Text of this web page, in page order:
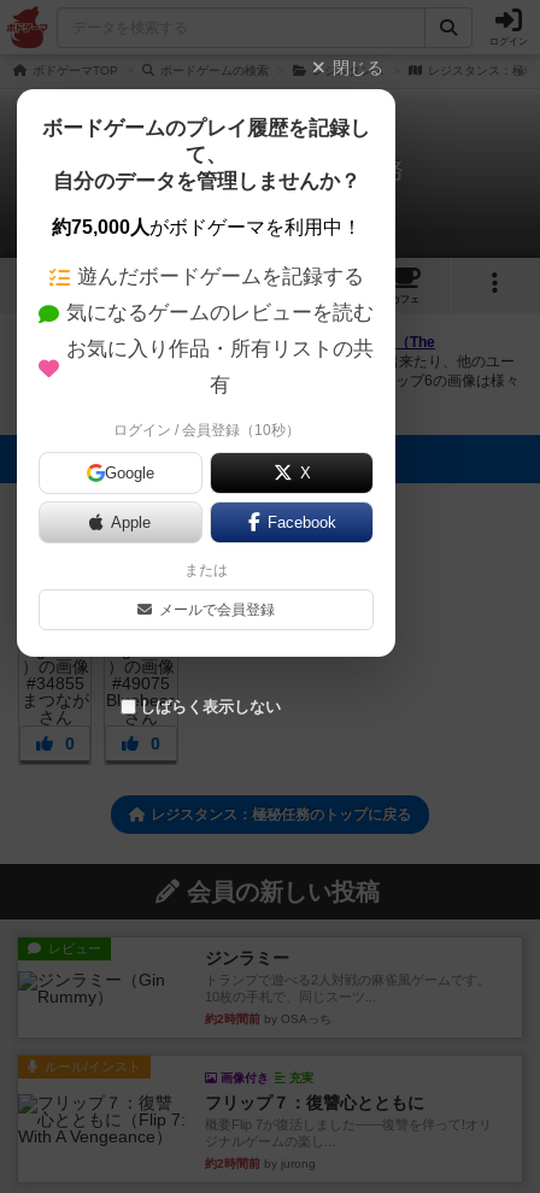
ログイン
ボドゲーマTOP ボードゲームの検索 レジスタンス レジスタンス：極秘
レジスタンス：極秘任務
2件の画像
2 1
カフェ
ボドゲーマにログインすると、 「レジスタンス：極秘任務（The
Resistance: Hidden Agenda）」 の画像をアップロード出来たり、他のユー
ザーの投稿画像に評価を付けることができます。また、トップ6の画像は様々
トップに表示される画像
まつなが
0
Bluebear
0
レジスタンス：極秘任務のトップに戻る
会員の新しい投稿
レビュー ジンラミー
トランプで遊べる2人対戦の麻雀風ゲームです。
10枚の手札で、同じスーツ...
約2時間前 by OSAっち
ルール/インスト
画像付き 充実
フリップ７：復讐心とともに
概要Flip 7が復活しました――復讐を伴って!オリ
ジナルゲームの楽し...
約2時間前 by jurong
閉じる
ボードゲームのプレイ履歴を記録し
て、
自分のデータを管理しませんか？
約75,000人がボドゲーマを利用中！
遊んだボードゲームを記録する
気になるゲームのレビューを読む
お気に入り作品・所有リストの共
有
ログイン / 会員登録（10秒）
Google X
Apple Facebook
または
メールで会員登録
しばらく表示しない